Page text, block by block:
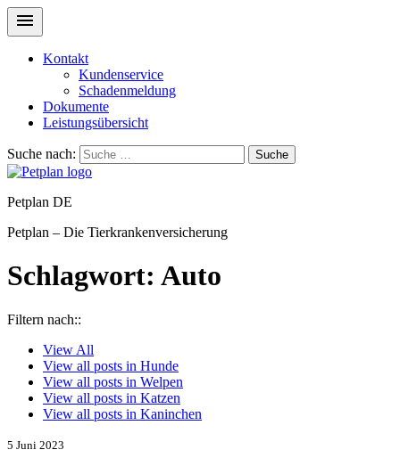
Kontakt
Kundenservice
Schadenmeldung
Dokumente
Leistungsübersicht
Suche nach: Suche
Petplan DE
Petplan – Die Tierkrankenversicherung
Schlagwort: Auto
Filtern nach::
View All
View all posts in Hunde
View all posts in Welpen
View all posts in Katzen
View all posts in Kaninchen
5 Juni 2023